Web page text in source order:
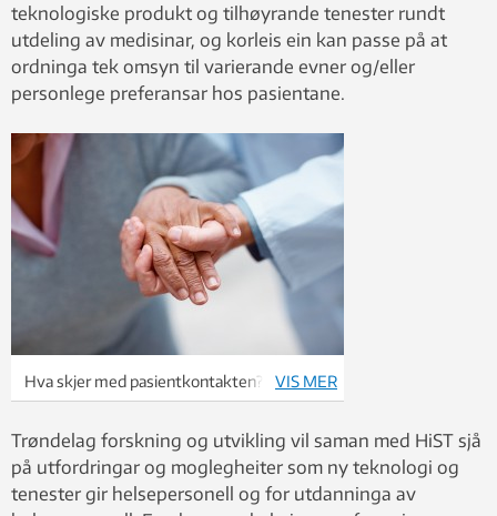
teknologiske produkt og tilhøyrande tenester rundt
utdeling av medisinar, og korleis ein kan passe på at
ordninga tek omsyn til varierande evner og/eller
personlege preferansar hos pasientane.
Hva skjer med pasientkontakten? Foto:
photos.com
VIS MER
Trøndelag forskning og utvikling vil saman med HiST sjå
på utfordringar og moglegheiter som ny teknologi og
tenester gir helsepersonell og for utdanninga av